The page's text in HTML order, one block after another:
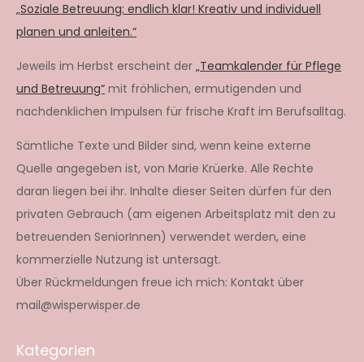
„Soziale Betreuung: endlich klar! Kreativ und individuell
planen und anleiten.“
Jeweils im Herbst erscheint der „Teamkalender für Pflege
und Betreuung“ mit fröhlichen, ermutigenden und
nachdenklichen Impulsen für frische Kraft im Berufsalltag.
Sämtliche Texte und Bilder sind, wenn keine externe
Quelle angegeben ist, von Marie Krüerke. Alle Rechte
daran liegen bei ihr. Inhalte dieser Seiten dürfen für den
privaten Gebrauch (am eigenen Arbeitsplatz mit den zu
betreuenden SeniorInnen) verwendet werden, eine
kommerzielle Nutzung ist untersagt.
Über Rückmeldungen freue ich mich: Kontakt über
mail@wisperwisper.de
Kategorien